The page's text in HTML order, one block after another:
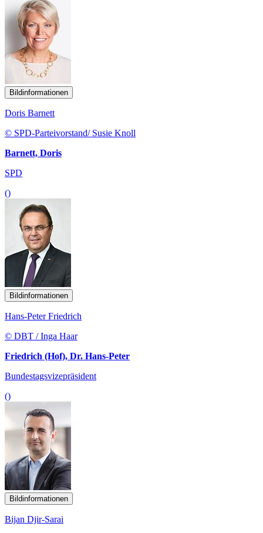
Bildinformationen
Doris Barnett
© SPD-Parteivorstand/ Susie Knoll
Barnett, Doris
SPD
()
Bildinformationen
Hans-Peter Friedrich
© DBT / Inga Haar
Friedrich (Hof), Dr. Hans-Peter
Bundestagsvizepräsident
()
Bildinformationen
Bijan Djir-Sarai